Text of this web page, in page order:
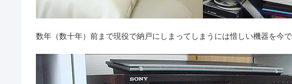
数年（数十年）前まで現役で納戸にしまってしまうには惜しい機器を今